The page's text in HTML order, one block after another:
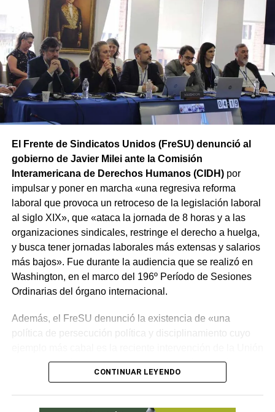
y concentrará a partir de las 12 hs en Av. Rivadavia y
Rodriguez Peña (CABA).Además, las movilizaciones se
replicarán en las principales ciudades de todas las
provincias en el marco de la Jornada Nacional de Lucha
convocada por el sindicato.
El Frente de Sindicatos Unidos (FreSU) denunció al
gobierno de Javier Milei ante la Comisión
Interamericana de Derechos Humanos (CIDH)por
impulsar y poner en marcha «una regresiva reforma
laboral que provoca un retroceso de la legislación laboral
al siglo XIX», que «ataca la jornada de 8 horas y a las
organizaciones sindicales, restringe el derecho a huelga,
y busca tener jornadas laborales más extensas y salarios
más bajos». Fue durante la audiencia que se realizó en
Washington, en el marco del 196º Período de Sesiones
Ordinarias del órgano internacional.
Además, el FreSU denunció la existencia de «una
política de persecución política y disciplinamiento cuyo
Obrera Metalúrgica (UOM) y la persecución mediática,
gremial, jurídica y personal» desplegada por funcionarios
(APLA), Pablo Biró.
CONTINUAR LEYENDO